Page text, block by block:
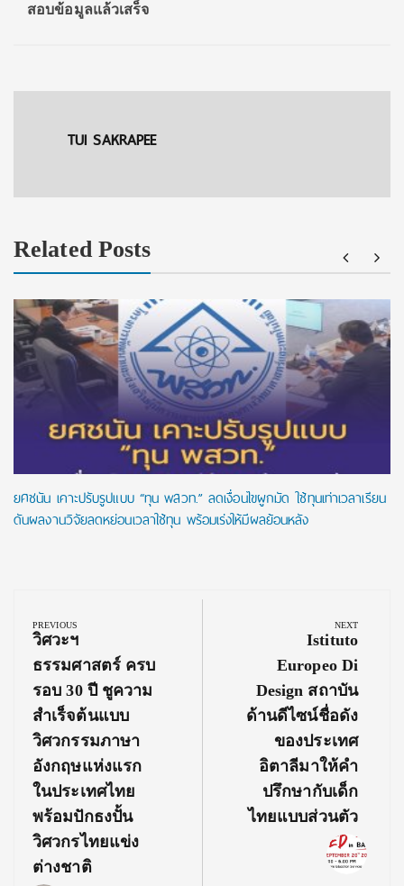
สอบข้อมูลแล้วเสร็จ
TUI SAKRAPEE
Related Posts
ยศชนัน เคาะปรับรูปแบบ “ทุน พสวท.” ลดเงื่อนไขผูกมัด ใช้ทุนเท่าเวลาเรียน
ดันผลงานวิจัยลดหย่อนเวลาใช้ทุน พร้อมเร่งให้มีผลย้อนหลัง
navigation
PREVIOUS
Previous
Post:
วิศวะฯ
ธรรมศาสตร์ ครบ
รอบ 30 ปี ชูความ
สำเร็จต้นแบบ
วิศวกรรมภาษา
อังกฤษแห่งแรก
ในประเทศไทย
พร้อมปักธงปั้น
วิศวกรไทยแข่ง
ต่างชาติ
NEXT
Next
Post:
Istituto
Europeo Di
Design สถาบัน
ด้านดีไซน์ชื่อดัง
ของประเทศ
อิตาลีมาให้คำ
ปรึกษากับเด็ก
ไทยแบบส่วนตัว